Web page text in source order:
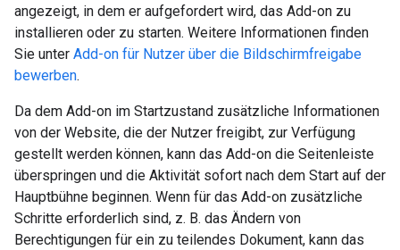
angezeigt, in dem er aufgefordert wird, das Add-on zu
installieren oder zu starten. Weitere Informationen finden
Sie unter Add-on für Nutzer über die Bildschirmfreigabe
bewerben.
Da dem Add-on im Startzustand zusätzliche Informationen
von der Website, die der Nutzer freigibt, zur Verfügung
gestellt werden können, kann das Add-on die Seitenleiste
überspringen und die Aktivität sofort nach dem Start auf der
Hauptbühne beginnen. Wenn für das Add-on zusätzliche
Schritte erforderlich sind, z. B. das Ändern von
Berechtigungen für ein zu teilendes Dokument, kann das